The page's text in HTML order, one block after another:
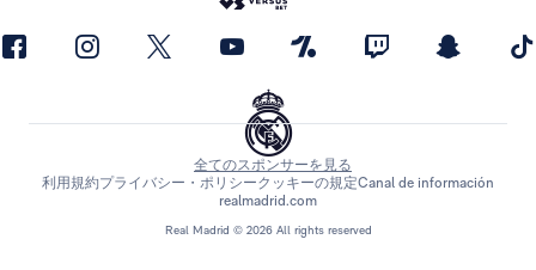
Real Madrid © 2026 All rights reserved
全てのスポンサーを見る
利用規約プライバシー・ポリシークッキーの規定Canal de información
realmadrid.com